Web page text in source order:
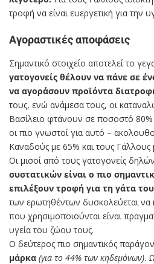
τροφή να είναι ευεργετική για την
Αγοραστικές αποφάσεις
Σημαντικό στοιχείο αποτελεί το
γατογονείς θέλουν να πάνε σε
να αγοράσουν προϊόντα
τους, ενώ ανάμεσα τους, οι
Βασίλειο φτάνουν σε ποσοστό 80%
οι πιο γνωστοί για αυτό –
Καναδούς με 65% και τους Γάλλους
Οι μισοί από τους γατογονείς
συστατικών είναι ο πιο
επιλέξουν τροφή για τη γάτα
των ερωτηθέντων δυσκολεύεται να
που χρησιμοποιούνται είναι
υγεία του ζώου τους.
Ο δεύτερος πιο σημαντικός
μάρκα (για το 44% των κηδεμόνων).